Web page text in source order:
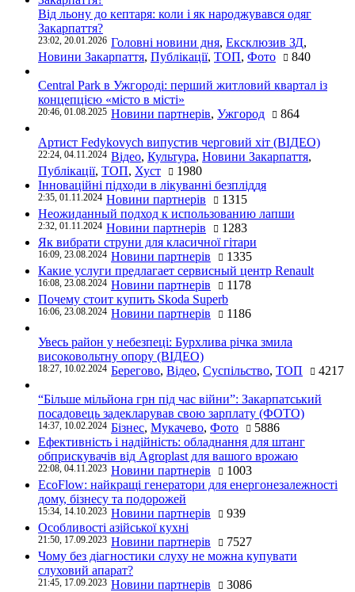
Від льону до кептаря: коли і як народжувався одяг
Закарпаття?
23:02, 20.01.2026 Головні новини дня, Ексклюзив ЗД,
Новини Закарпаття, Публікації, ТОП, Фото 840
Central Park в Ужгороді: перший житловий квартал із
концепцією «місто в місті»
20:46, 01.08.2025 Новини партнерів, Ужгород 864
Артист Fedykovych випустив черговий хіт (ВІДЕО)
22:24, 04.11.2024 Відео, Культура, Новини Закарпаття,
Публікації, ТОП, Хуст
1980
Інноваційні підходи в лікуванні безпліддя
2:35, 01.11.2024 Новини партнерів
1315
Неожиданный подход к использованию лапши
2:32, 01.11.2024 Новини партнерів
1283
Як вибрати струни для класичної гітари
16:09, 23.08.2024 Новини партнерів
1335
Какие услуги предлагает сервисный центр Renault
16:08, 23.08.2024 Новини партнерів
1178
Почему стоит купить Skoda Superb
16:06, 23.08.2024 Новини партнерів 1186
Увесь район у небезпеці: Бурхлива річка змила
високовольтну опору (ВІДЕО)
18:27, 10.02.2024 Берегово, Відео, Суспільство, ТОП 4217
“Більше мільйона грн під час війни”: Закарпатський
посадовець задекларував свою зарплату (ФОТО)
14:37, 10.02.2024 Бізнес, Мукачево, Фото
5886
Ефективність і надійність: обладнання для штанг
обприскувачів від Agroplast для вашого врожаю
22:08, 04.11.2023 Новини партнерів
1003
EcoFlow: найкращі генератори для енергонезалежності
дому, бізнесу та подорожей
15:34, 14.10.2023 Новини партнерів
939
Особливості азійської кухні
21:50, 17.09.2023 Новини партнерів
7527
Чому без діагностики слуху не можна купувати
слуховий апарат?
21:45, 17.09.2023 Новини партнерів 3086